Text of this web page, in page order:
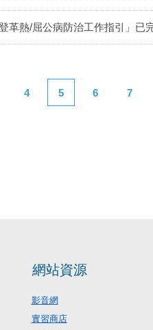
革熱/屈公病防治工作指引」已
4 5 6 7
網站資源
影音網
實習商店